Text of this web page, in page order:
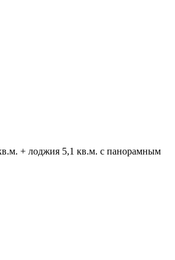
+ лоджия 5,1 кв.м. с панорамным